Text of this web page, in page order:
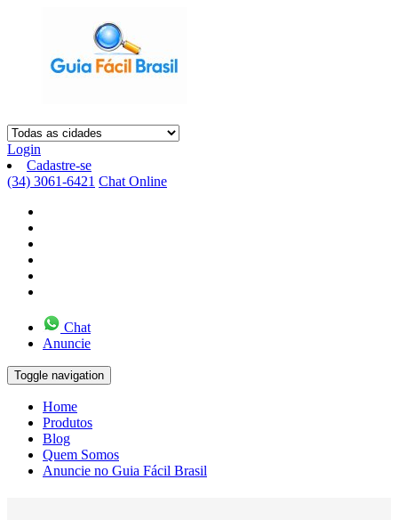
Login
Cadastre-se
(34) 3061-6421 Chat Online
Chat
Anuncie
Toggle navigation
Home
Produtos
Blog
Quem Somos
Anuncie no Guia Fácil Brasil